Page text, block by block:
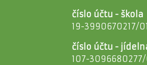
číslo účtu - škola
19-3990670217/
číslo účtu -
107-